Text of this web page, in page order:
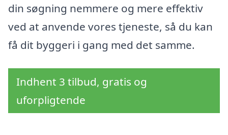
din søgning nemmere og mere effektiv
ved at anvende vores tjeneste, så du kan
få dit byggeri i gang med det samme.
Indhent 3 tilbud, gratis og
uforpligtende